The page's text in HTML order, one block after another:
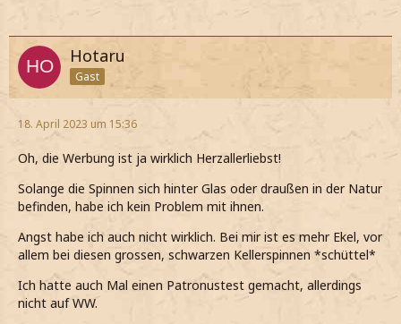
Hotaru
Gast
18. April 2023 um 15:36
Oh, die Werbung ist ja wirklich Herzallerliebst!
Solange die Spinnen sich hinter Glas oder draußen in der Natur
befinden, habe ich kein Problem mit ihnen.
Angst habe ich auch nicht wirklich. Bei mir ist es mehr Ekel, vor
allem bei diesen grossen, schwarzen Kellerspinnen *schüttel*
Ich hatte auch Mal einen Patronustest gemacht, allerdings
nicht auf WW.